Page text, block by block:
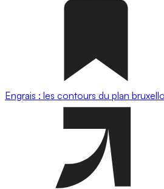
Engrais : les contours du plan